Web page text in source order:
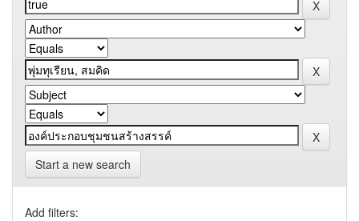
Start a new search
Add filters: